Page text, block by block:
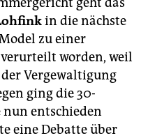
in die nächste
zu einer
worden, weil
Vergewaltigung
ging die 30-
nun entschieden
eine Debatte über